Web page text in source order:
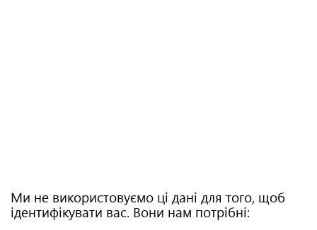
Ми не використовуємо ці дані для того, щоб
ідентифікувати вас. Вони нам потрібні: